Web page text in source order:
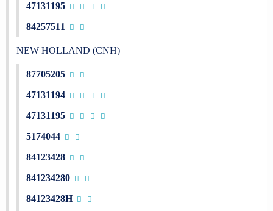
47131195
84257511
NEW HOLLAND (CNH)
87705205
47131194
47131195
5174044
84123428
841234280
84123428H